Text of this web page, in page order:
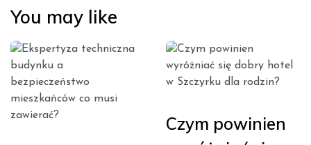
You may like
Czym powinien